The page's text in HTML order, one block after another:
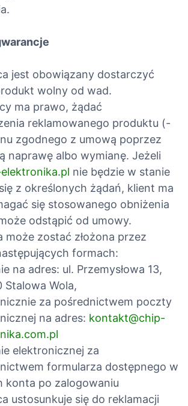
jest obowiązany dostarczyć
wolny od wad.
ma prawo, żądać
reklamowanego produktu (-
zgodnego z umową poprzez
naprawę albo wymianę. Jeżeli
nie będzie w stanie
z określonych żądań, klient ma
się stosowanego obniżenia
odstąpić od umowy.
może zostać złożona przez
formach:
na adres: ul. Przemysłowa 13,
Stalowa Wola,
za pośrednictwem poczty
na adres: kontakt@chip-
elektronicznej za
formularza dostępnego w
konta po zalogowaniu
ustosunkuje się do reklamacji